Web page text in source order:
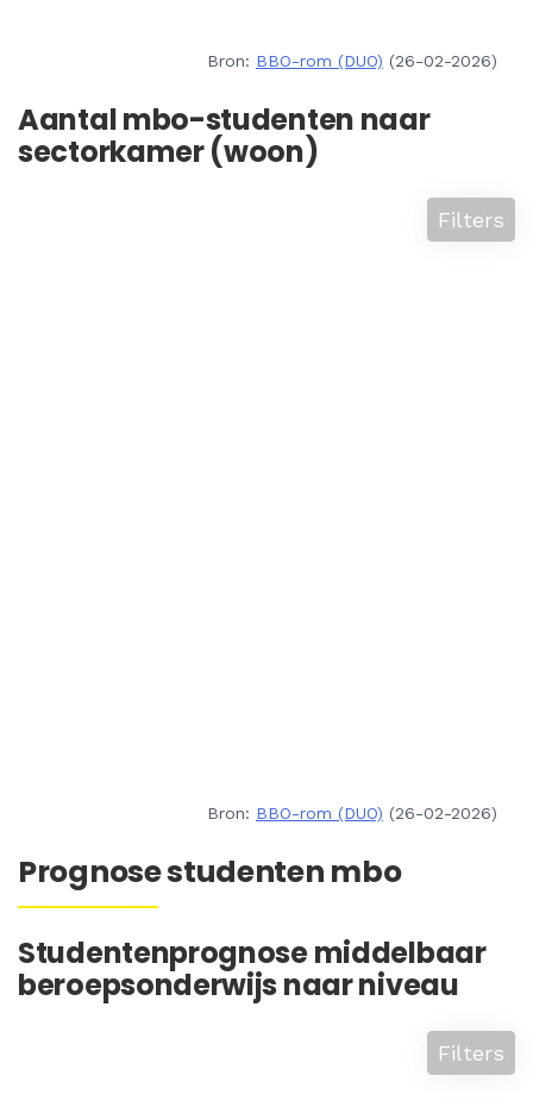
Bron: BBO-rom (DUO) (26-02-2026)
Aantal mbo-studenten naar
sectorkamer (woon)
Filters
Bron: BBO-rom (DUO) (26-02-2026)
Prognose studenten mbo
Studentenprognose middelbaar
beroepsonderwijs naar niveau
Filters